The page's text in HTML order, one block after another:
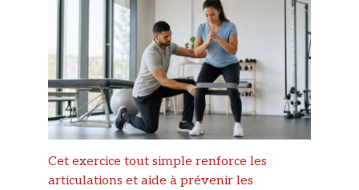
Cet exercice tout simple renforce les
articulations et aide à prévenir les